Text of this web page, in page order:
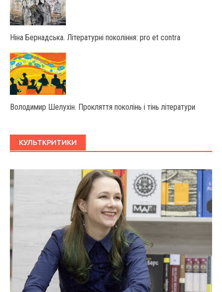
Ніна Бернадська. Літературні покоління: pro et contra
Володимир Шелухін. Прокляття поколінь і тінь літератури
КУЛЬТКРИТИКИ